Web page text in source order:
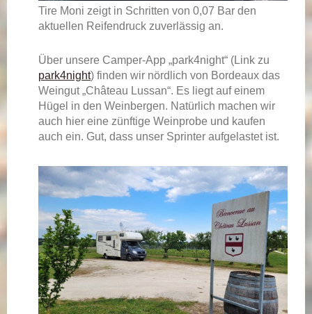
Tire Moni zeigt in Schritten von 0,07 Bar den
aktuellen Reifendruck zuverlässig an.
Über unsere Camper-App „park4night“ (Link zu
park4night) finden wir nördlich von Bordeaux das
Weingut „Château Lussan“. Es liegt auf einem
Hügel in den Weinbergen. Natürlich machen wir
auch hier eine zünftige Weinprobe und kaufen
auch ein. Gut, dass unser Sprinter aufgelastet ist.